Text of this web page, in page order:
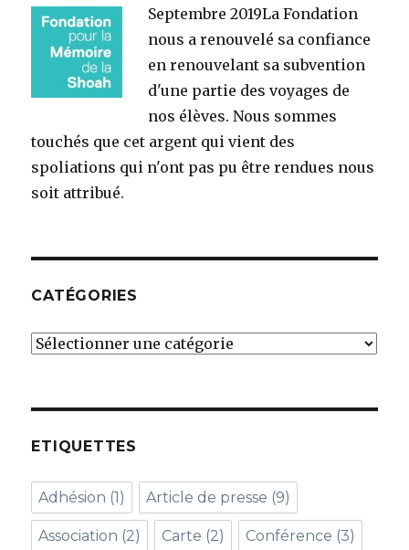
Septembre 2019La Fondation
nous a renouvelé sa confiance
en renouvelant sa subvention
d'une partie des voyages de
nos élèves. Nous sommes
touchés que cet argent qui vient des
spoliations qui n'ont pas pu être rendues nous
soit attribué.
CATÉGORIES
Catégories
ETIQUETTES
Adhésion (1) Article de presse (9)
Association (2) Carte (2) Conférence (3)